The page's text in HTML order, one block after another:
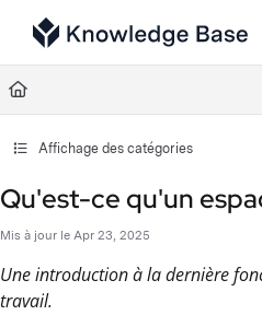
Documentation Index
Fetch the complete documentation index
Use this file to discover all available pages
Affichage des catégories
Qu'est-ce qu'un
Mis à jour le Apr 23, 2025
Une introduction à la dernière
travail.